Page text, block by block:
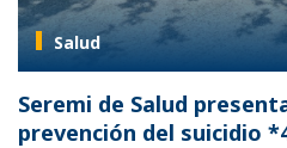
Salud
Seremi de Salud
prevención del suicidio